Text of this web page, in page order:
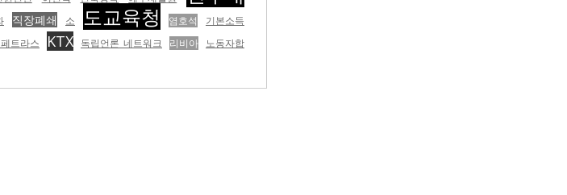
직장폐쇄 소 도교육청 염호석
기본소득
트라스 KTX 독립언론 네트워크 리비아 노동자합